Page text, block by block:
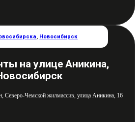
, Новосибирск
на улице Аникина,
Северо-Чемской жилмассив, улица Аникина, 16